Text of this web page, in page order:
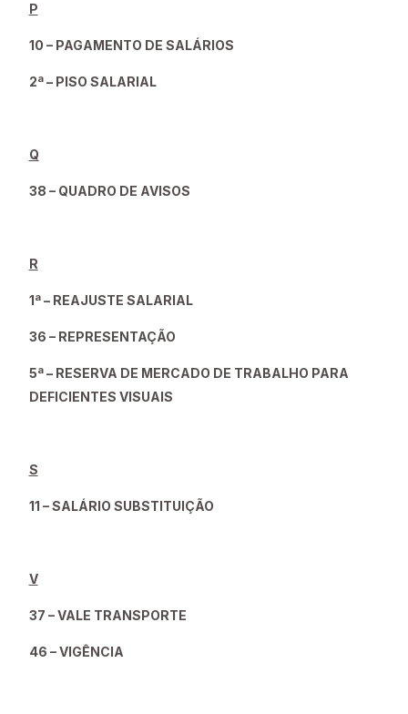
P
10 – PAGAMENTO DE SALÁRIOS
2ª – PISO SALARIAL
Q
38 – QUADRO DE AVISOS
R
1ª – REAJUSTE SALARIAL
36 – REPRESENTAÇÃO
5ª – RESERVA DE MERCADO DE TRABALHO PARA
DEFICIENTES VISUAIS
S
11 – SALÁRIO SUBSTITUIÇÃO
V
37 – VALE TRANSPORTE
46 – VIGÊNCIA